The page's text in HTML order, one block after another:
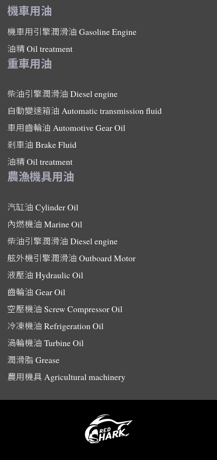
機車用油
機車用引擎潤滑油 Gasoline Engine
油精Oil treatment
重車用油
柴油引擎潤滑油 Diesel engine
自動變速箱油 Automatic transmission fluid
車用齒輪油 Automotive Gear Oil
剎車油 Brake Fluid
油精Oil treatment
農漁機具用油
汽缸油 Cylinder Oil
內燃機油 Marine Oil
柴油引擎潤滑油 Diesel engine
舷外機引擎潤滑油 Outboard Motor
液壓油 Hydraulic Oil
齒輪油 Gear Oil
空壓機油 Screw Compressor Oil
冷凍機油 Refrigeration Oil
渦輪機油 Turbine Oil
潤滑脂 Grease
農用機具 Agricultural machinery